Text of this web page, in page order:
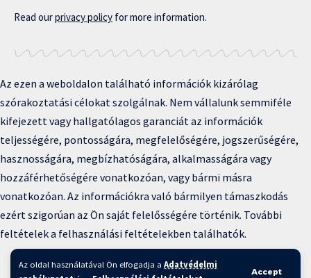
Az oldal használatával Ön elfogadja a Adatvédelmi
Accept
Read ourprivacy policy for more information.
Az ezen a weboldalon található információk kizárólag
szórakoztatási célokat szolgálnak. Nem vállalunk semmiféle
kifejezett vagy hallgatólagos garanciát az információk
teljességére, pontosságára, megfelelőségére, jogszerűségére,
hasznosságára, megbízhatóságára, alkalmasságára vagy
hozzáférhetőségére vonatkozóan, vagy bármi másra
vonatkozóan. Az információkra való bármilyen támaszkodás
ezért szigorúan az Ön saját felelősségére történik. További
feltételek a felhasználási feltételekben találhatók.
Copyright © 2025 BFKH.hu